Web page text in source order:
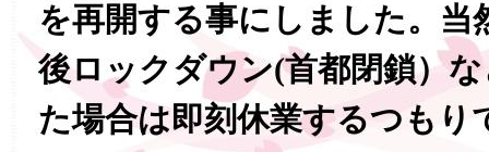
を再開する事にしました。当
後ロックダウン(首都閉鎖）
た場合は即刻休業するつもり